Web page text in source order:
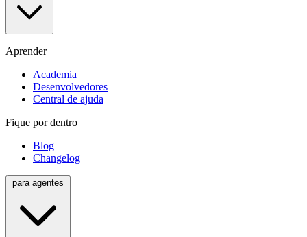
Aprender
Academia
Desenvolvedores
Central de ajuda
Fique por dentro
Blog
Changelog